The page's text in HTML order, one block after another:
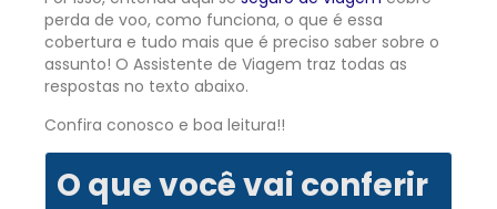
perda de voo, como funciona, o que é essa
cobertura e tudo mais que é preciso saber sobre o
assunto! O Assistente de Viagem traz todas as
respostas no texto abaixo.
Confira conosco e boa leitura!!
O que você vai conferir